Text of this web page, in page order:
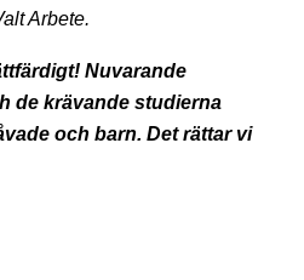
Arbete.
Nuvarande
de krävande studierna
och barn. Det rättar vi